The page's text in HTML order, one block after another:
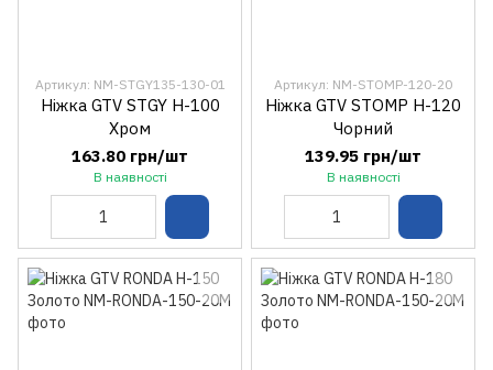
Артикул: NM-STGY135-130-01
Ніжка GTV STGY H-100
Хром
163.80 грн/шт
В наявності
Артикул: NM-STOMP-120-20
Ніжка GTV STOMP H-120
Чорний
139.95 грн/шт
В наявності